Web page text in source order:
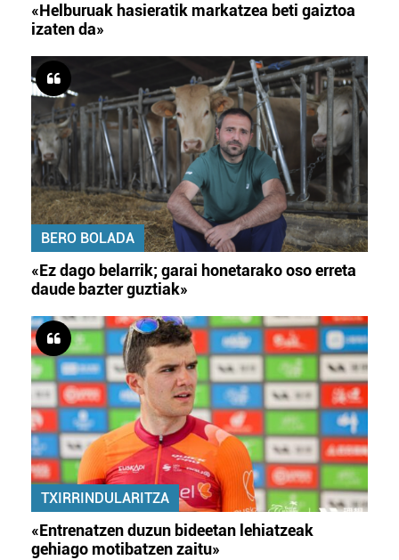
«Helburuak hasieratik markatzea beti gaiztoa
izaten da»
BERO BOLADA
«Ez dago belarrik; garai honetarako oso erreta
daude bazter guztiak»
TXIRRINDULARITZA
«Entrenatzen duzun bideetan lehiatzeak
gehiago motibatzen zaitu»